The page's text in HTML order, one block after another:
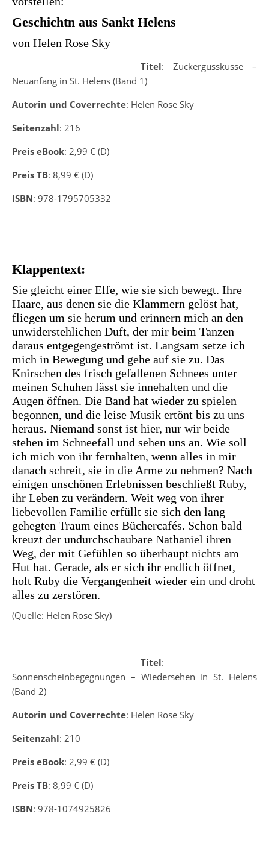
Geschichtn aus Sankt Helens
von Helen Rose Sky
Titel: Zuckergussküsse –
Neuanfang in St. Helens (Band 1)
Autorin und Coverrechte: Helen Rose Sky
Seitenzahl: 216
Preis eBook: 2,99 € (D)
Preis TB: 8,99 € (D)
ISBN: 978-1795705332
Klappentext:
Sie gleicht einer Elfe, wie sie sich bewegt. Ihre
Haare, aus denen sie die Klammern gelöst hat,
fliegen um sie herum und erinnern mich an den
unwiderstehlichen Duft, der mir beim Tanzen
daraus entgegengeströmt ist. Langsam setze ich
mich in Bewegung und gehe auf sie zu. Das
Knirschen des frisch gefallenen Schnees unter
meinen Schuhen lässt sie innehalten und die
Augen öffnen. Die Band hat wieder zu spielen
begonnen, und die leise Musik ertönt bis zu uns
heraus. Niemand sonst ist hier, nur wir beide
stehen im Schneefall und sehen uns an. Wie soll
ich mich von ihr fernhalten, wenn alles in mir
danach schreit, sie in die Arme zu nehmen? Nach
einigen unschönen Erlebnissen beschließt Ruby,
ihr Leben zu verändern. Weit weg von ihrer
liebevollen Familie erfüllt sie sich den lang
gehegten Traum eines Büchercafés. Schon bald
kreuzt der undurchschaubare Nathaniel ihren
Weg, der mit Gefühlen so überhaupt nichts am
Hut hat. Gerade, als er sich ihr endlich öffnet,
holt Ruby die Vergangenheit wieder ein und droht
alles zu zerstören.
(Quelle: Helen Rose Sky)
Titel:
Sonnenscheinbegegnungen – Wiedersehen in St. Helens
(Band 2)
Autorin und Coverrechte: Helen Rose Sky
Seitenzahl: 210
Preis eBook: 2,99 € (D)
Preis TB: 8,99 € (D)
ISBN: 978-1074925826